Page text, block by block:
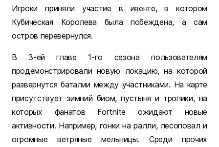
Игроки приняли участие в ивенте, в котором
Кубическая Королева была побеждена, а сам
остров перевернулся.
В 3-ей главе 1-го сезона пользователям
продемонстрировали новую локацию, на которой
развернутся баталии между участниками. На карте
присутствует зимний биом, пустыня и тропики, на
которых фанатов Fortnite ожидают новые
активности. Например, гонки на ралли, лесоповал и
огромные ветряные мельницы. Среди прочих